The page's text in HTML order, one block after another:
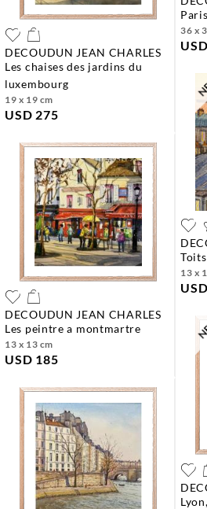
DECOUDUN JEAN CHARLES
les chaises des jardins du
luxembourg
19 x 19 cm
USD 275
36 x
DECOUDUN JEAN CHARLES
les peintre a montmartre
13 x 13 cm
USD 185
13 x
lyon, rue sur la colline qui